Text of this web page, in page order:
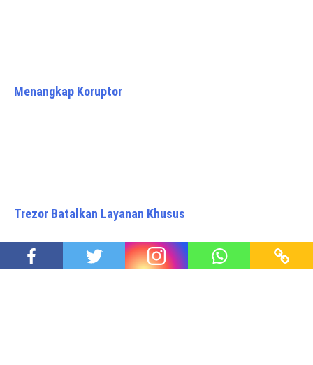
Menangkap Koruptor
Trezor Batalkan Layanan Khusus